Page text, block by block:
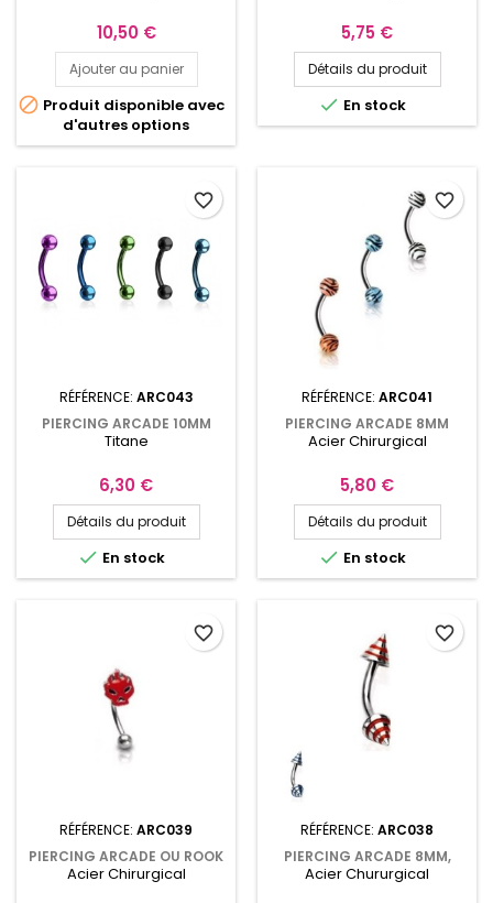
Prix
10,50 €
Ajouter au panier
 Produit disponible avec
d'autres options
Prix
5,75 €
Détails du produit
 En stock
RÉFÉRENCE: ARC043
PIERCING ARCADE 10MM
TITANE AVEC BOULES
Titane
Prix
6,30 €
Détails du produit
 En stock
favorite_border
RÉFÉRENCE: ARC041
PIERCING ARCADE 8MM
AVEC BOULES ZÉBRÉES
Acier Chirurgical
Prix
5,80 €
Détails du produit
 En stock
favorite_border
RÉFÉRENCE: ARC039
PIERCING ARCADE OU ROOK
MASQUE DE CATCH ROUGE
Acier Chirurgical
favorite_border
RÉFÉRENCE: ARC038
PIERCING ARCADE 8MM,
AVEC POINTES STRIÉES
Acier Chururgical
favorite_border